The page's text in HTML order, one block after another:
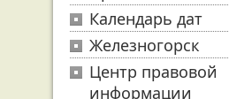
Календарь дат
Железногорск
Центр правовой
информации